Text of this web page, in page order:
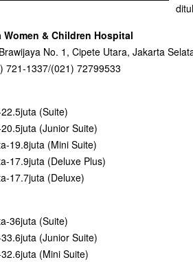
Women & Children Hospital
No. 1, Cipete Utara, Jakarta
721-1337/(021) 72799533
(Suite)
(Junior Suite)
19.8juta (Mini Suite)
17.9juta (Deluxe Plus)
17.7juta (Deluxe)
36juta (Suite)
(Junior Suite)
(Mini Suite)